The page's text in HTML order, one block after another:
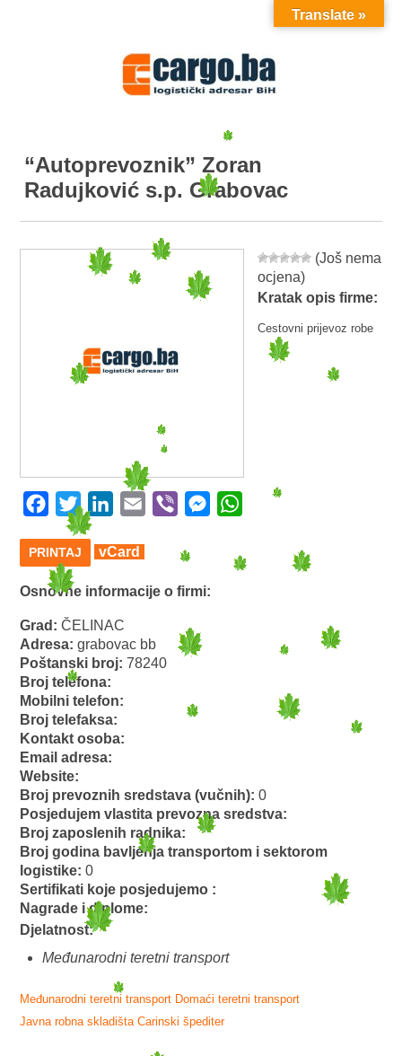
MENU
“Autoprevoznik” Zoran
Radujković s.p. Grabovac
(Još nema
ocjena)
Kratak opis firme:
Cestovni prijevoz robe
Facebook
Twitter LinkedIn
Email Viber Messenger
WhatsApp
PRINTAJ vCard
Osnovne informacije o firmi:
Grad:ČELINAC
Adresa:grabovac bb
Poštanski broj:78240
Broj telefona:
Mobilni telefon:
Broj telefaksa:
Kontakt osoba:
Email adresa:
Website:
Broj prevoznih sredstava (vučnih):0
Posjedujem vlastita prevozna sredstva:
Broj zaposlenih radnika:
Broj godina bavljenja transportom i sektorom
logistike:0
Sertifikati koje posjedujemo :
Nagrade i diplome:
Djelatnost:
Međunarodni teretni transport
Međunarodni teretni transport Domaći teretni transport
Javna robna skladišta Carinski špediter
Translate »